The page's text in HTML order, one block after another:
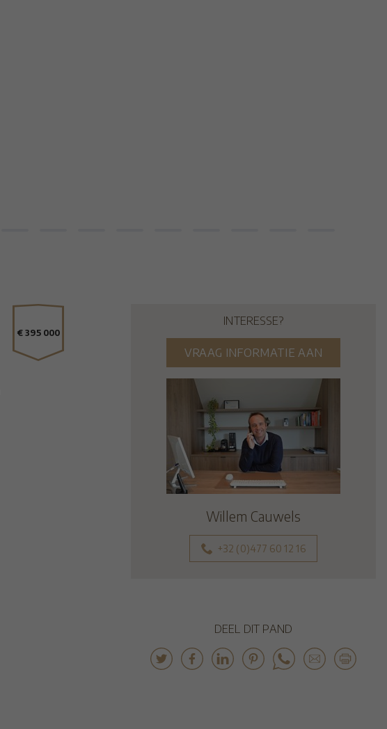
€ 395 000
DEEL DIT PAND
INTERESSE?
VRAAG INFORMATIE AAN
Willem Cauwels
+32 (0)477 60 12 16